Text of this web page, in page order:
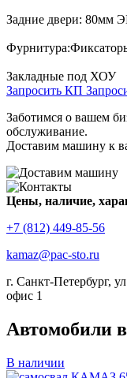
Задние двери: 80мм
Закладные под ХОУ
Запросить КП
Заботимся о вашем
обслуживание.
Доставим машину к
Цены, наличие,
+7 (812) 449-85-56
kamaz@pac-sto.ru
г. Санкт-Петербург,
офис 1
Автомобили
В наличии